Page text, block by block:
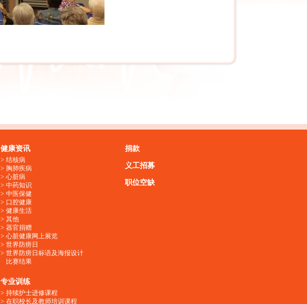
健康资讯
结核病
胸肺疾病
心脏病
中药知识
中医保健
口腔健康
健康生活
其他
器官捐赠
心脏健康网上展览
世界防痨日
世界防痨日标语及海报设计
比赛结果
专业训练
持续护士进修课程
在职校长及教师培训课程
捐款
义工招募
职位空缺